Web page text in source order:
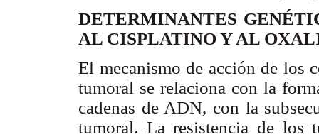
DETERMINANTES
AL CISPLATINO Y AL
El mecanismo de acción de los
tumoral se relaciona con la
cadenas de ADN, con la
tumoral. La resistencia de los